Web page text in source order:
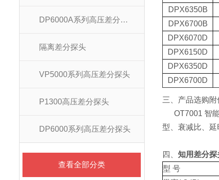
DP6000A系列高压差分探头
隔离差分探头
VP5000系列高压差分探头
P1300高压差分探头
DP6000系列高压差分探头
查看全部分类
DPX6350B
DPX6700B
DPX6070D
DPX6150D
DPX6350D
DPX6700D
三、产品选购
OT7001 智能
型、衰减比、
四、知用差分
型 号